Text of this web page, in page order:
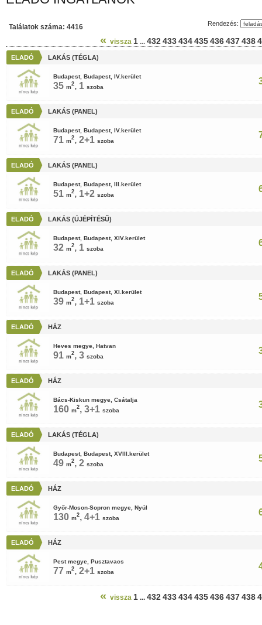
Rendezés:
Találatok száma: 4416
« vissza 1 ... 432433434435436437438
ELADÓ LAKÁS (TÉGLA)
Budapest, Budapest, IV.kerület
35 m2, 1 szoba
ELADÓ LAKÁS (PANEL)
Budapest, Budapest, IV.kerület
71 m2, 2+1 szoba
ELADÓ LAKÁS (PANEL)
Budapest, Budapest, III.kerület
51 m2, 1+2 szoba
ELADÓ LAKÁS (ÚJÉPÍTÉSŰ)
Budapest, Budapest, XIV.kerület
32 m2, 1 szoba
ELADÓ LAKÁS (PANEL)
Budapest, Budapest, XI.kerület
39 m2, 1+1 szoba
ELADÓ HÁZ
Heves megye, Hatvan
91 m2, 3 szoba
ELADÓ HÁZ
Bács-Kiskun megye, Csátalja
160 m2, 3+1 szoba
ELADÓ LAKÁS (TÉGLA)
Budapest, Budapest, XVIII.kerület
49 m2, 2 szoba
ELADÓ HÁZ
Győr-Moson-Sopron megye, Nyúl
130 m2, 4+1 szoba
ELADÓ HÁZ
Pest megye, Pusztavacs
77 m2, 2+1 szoba
« vissza 1 ... 432433434435436437438